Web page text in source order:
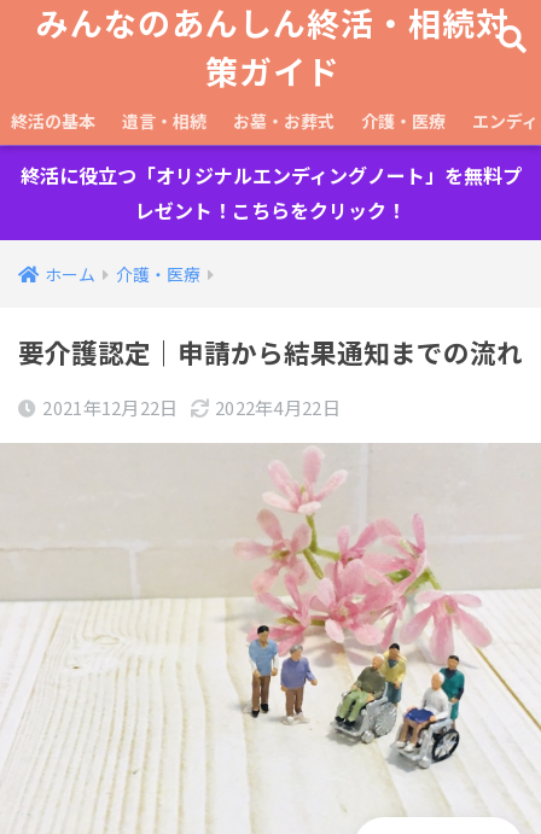
みんなのあんしん終活・相続対
策ガイド
終活の基本 遺言・相続 お墓・お葬式 介護・医療 エンデ
終活に役立つ「オリジナルエンディングノート」を無料プ
レゼント！こちらをクリック！
ホーム 介護・医療
要介護認定｜申請から結果通知までの流れ
2021年12月22日 2022年4月22日